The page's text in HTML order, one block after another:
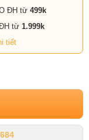
ĐH từ 499k
từ 1.999k
tiết